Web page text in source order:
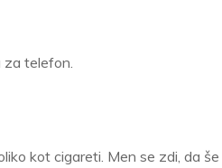
za telefon.
kot cigareti. Men se zdi, da